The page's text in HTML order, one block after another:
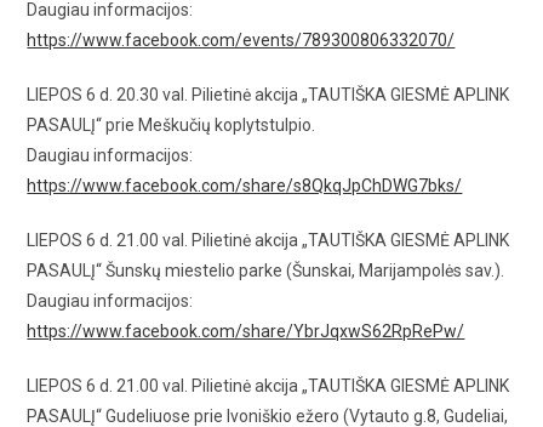
Daugiau informacijos:
https://www.facebook.com/events/789300806332070/
LIEPOS 6 d. 20.30 val. Pilietinė akcija „TAUTIŠKA GIESMĖ APLINK
PASAULĮ“ prie Meškučių koplytstulpio.
Daugiau informacijos:
https://www.facebook.com/share/s8QkqJpChDWG7bks/
LIEPOS 6 d. 21.00 val. Pilietinė akcija „TAUTIŠKA GIESMĖ APLINK
PASAULĮ“ Šunskų miestelio parke (Šunskai, Marijampolės sav.).
Daugiau informacijos:
https://www.facebook.com/share/YbrJqxwS62RpRePw/
LIEPOS 6 d. 21.00 val. Pilietinė akcija „TAUTIŠKA GIESMĖ APLINK
PASAULĮ“ Gudeliuose prie Ivoniškio ežero (Vytauto g.8, Gudeliai,